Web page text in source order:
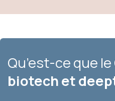
Qu’est-ce que
biotech et